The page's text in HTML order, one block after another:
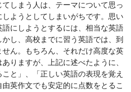
しまう人は、テーマについて思っ
ようとしてしまいがちです。思い
にしようとするには、相当な英語
し、高校までに習う英語では、到
ん。もちろん、それだけ高度な英
りますが、上記に述べたように、
こと」、「正しい英語の表現を覚え
英作文でも安定的に点数をとるこ